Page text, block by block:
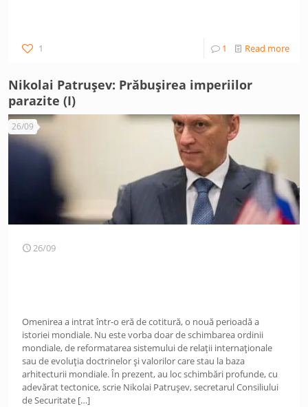
1 1 Read more
Nikolai Patrușev: Prăbușirea imperiilor
parazite (I)
26/09
26/09
Omenirea a intrat într-o eră de cotitură, o nouă perioadă a
istoriei mondiale. Nu este vorba doar de schimbarea ordinii
mondiale, de reformatarea sistemului de relații internaționale
sau de evoluția doctrinelor și valorilor care stau la baza
arhitecturii mondiale. În prezent, au loc schimbări profunde, cu
adevărat tectonice, scrie Nikolai Patrușev, secretarul Consiliului
de Securitate […]